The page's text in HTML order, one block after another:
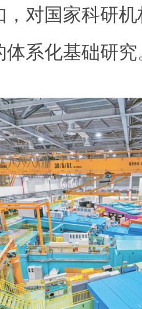
，对国家科研
体系化基础研究